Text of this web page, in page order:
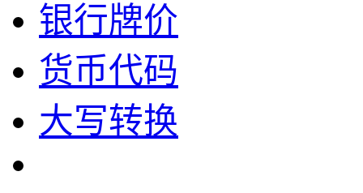
银行牌价
货币代码
大写转换